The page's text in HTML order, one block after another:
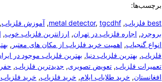
برچسب‌ها:
best فلزیاب ,
metal detector, tgcdhf
, آموزش فلزیاب,
بروجرد, اجاره فلزیاب در تهران, ارزانترین فلزیاب خوب,
انواع گنجیاب, اهمیت خرید فلزیاب از مکان های معتبر ,
فلزیاب, بهترین فلزیاب دنیا, بهترین فلزیاب موجود در
تعمیرات فلزیاب, تعویض تصویری, جدیدترین فلزیاب,
افغانستان, خرید طلایاب ایلام, خرید فلزیاب, خرید